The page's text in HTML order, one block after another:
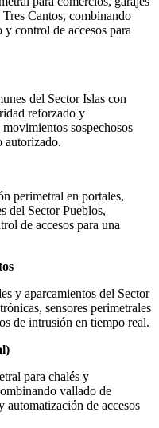
Cantos, combinando
y control de accesos para
del Sector Islas con
reforzado y
sospechosos
autorizado.
perimetral en portales,
del Sector Pueblos,
de accesos para una
y aparcamientos del Sector
sensores perimetrales
de intrusión en tiempo real.
para chalés y
vallado de
automatización de accesos